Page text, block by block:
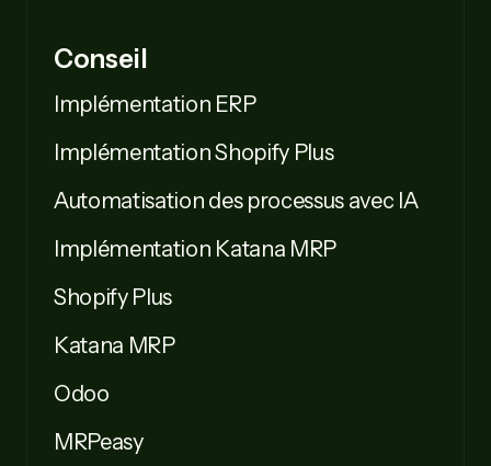
Conseil
Implémentation ERP
Implémentation Shopify Plus
Automatisation des processus avec IA
Implémentation Katana MRP
Shopify Plus
Katana MRP
Odoo
MRPeasy